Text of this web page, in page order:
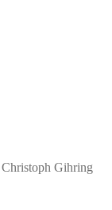
Christoph Gihring